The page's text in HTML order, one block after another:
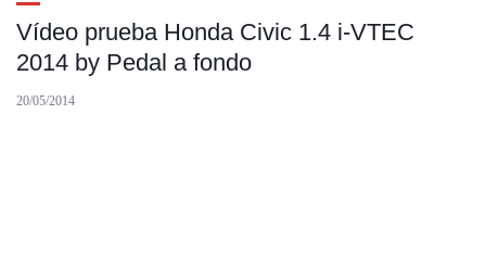
Vídeo prueba Honda Civic 1.4 i-VTEC
2014 by Pedal a fondo
20/05/2014